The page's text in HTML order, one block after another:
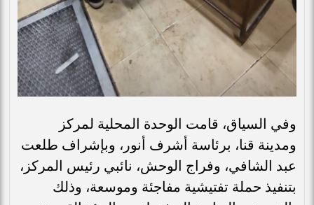
وفي السياق، قامت الوحدة المحلية لمركز
ومدينة قنا، برئاسة أشرف أنور، وبإشراف طلعت
عبد الشافي، وفراج الوحش، نائبي رئيس المركز،
بتنفيذ حملة تفتيشية مفاجئة وموسعة، وذلك